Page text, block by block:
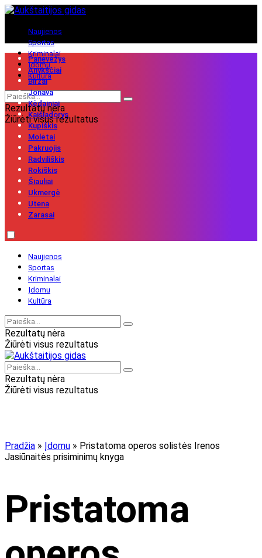
Naujienos
Sportas
Kriminalai
Įdomu
Kultūra
Rezultatų nėra
Žiūrėti visus rezultatus
Panevėžys
Anykščiai
Biržai
Jonava
Kėdainiai
Kaišiadorys
Kupiškis
Molėtai
Pakruojis
Radviliškis
Rokiškis
Šiauliai
Ukmergė
Utena
Zarasai
Naujienos
Sportas
Kriminalai
Įdomu
Kultūra
Rezultatų nėra
Žiūrėti visus rezultatus
Rezultatų nėra
Žiūrėti visus rezultatus
Pradžia » Įdomu » Pristatoma operos solistės Irenos
Jasiūnaitės prisiminimų knyga
Pristatoma